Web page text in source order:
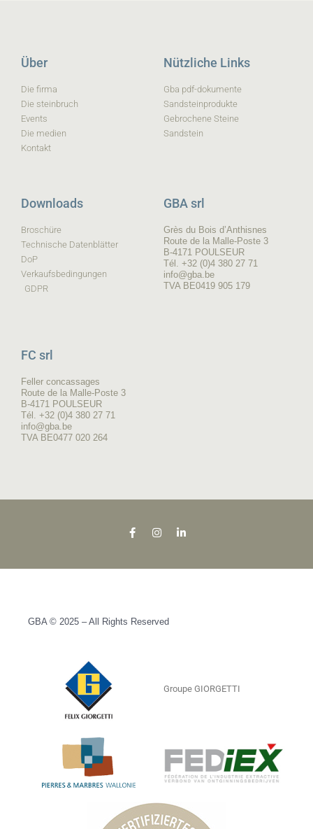
Über
Die firma
Die steinbruch
Events
Die medien
Kontakt
Nützliche Links
Gba pdf-dokumente
Sandsteinprodukte
Gebrochene Steine
Sandstein
Downloads
Broschüre
Technische Datenblätter
DoP
Verkaufsbedingungen
GDPR
GBA srl
Grès du Bois d’Anthisnes
Route de la Malle-Poste 3
B-4171 POULSEUR
Tél. +32 (0)4 380 27 71
info@gba.be
TVA BE0419 905 179
FC srl
Feller concassages
Route de la Malle-Poste 3
B-4171 POULSEUR
Tél. +32 (0)4 380 27 71
info@gba.be
TVA BE0477 020 264
GBA © 2025 – All Rights Reserved
Groupe GIORGETTI